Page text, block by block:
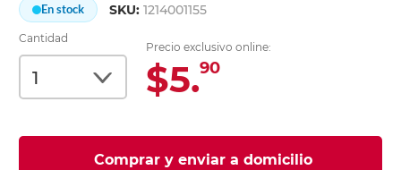
En stock SKU:1214001155
Cantidad
Precio exclusivo online:
$5.90
Comprar y enviar a domicilio